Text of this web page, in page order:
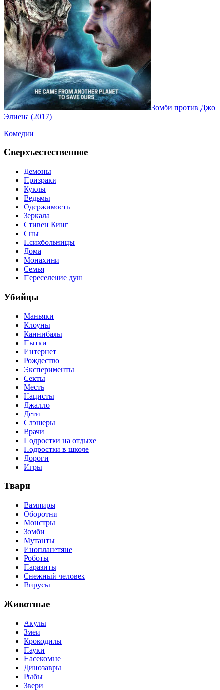
Зомби против Джо
Элиена (2017)
Комедии
Сверхъестественное
Демоны
Призраки
Куклы
Ведьмы
Одержимость
Зеркала
Стивен Кинг
Сны
Психбольницы
Дома
Монахини
Семья
Переселение душ
Убийцы
Маньяки
Клоуны
Каннибалы
Пытки
Интернет
Рождество
Эксперименты
Секты
Месть
Нацисты
Джалло
Дети
Слэшеры
Врачи
Подростки на отдыхе
Подростки в школе
Дороги
Игры
Твари
Вампиры
Оборотни
Монстры
Зомби
Мутанты
Инопланетяне
Роботы
Паразиты
Снежный человек
Вирусы
Животные
Акулы
Змеи
Крокодилы
Пауки
Насекомые
Динозавры
Рыбы
Звери